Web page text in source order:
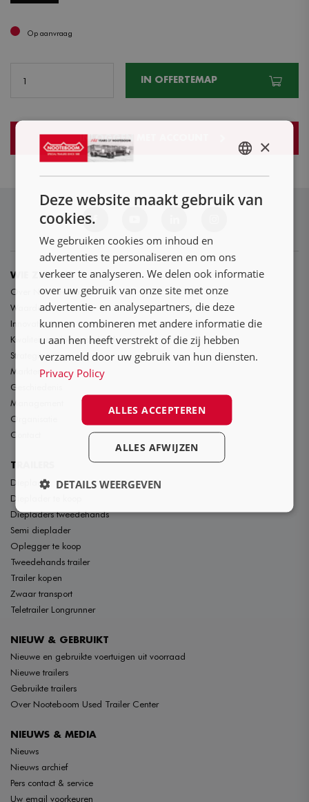
Op aanvraag
IN OFFERTEMAP
INLOGGEN MET ACCOUNT
WIE ZIJN WE
Over Nooteboom
Waardes
Innovatie
Kwaliteit en duurzaamheid
Strategie
Markten
Geschiedenis
Management
Organisatie
Contact
TRAILERS
Dieplader
Dieplader te koop
Diepladers tweedehands
Semi dieplader
Oplegger te koop
Tweedehands trailer
Trailer kopen
Zwaar transport
Teletrailer Longrunner
NIEUW & GEBRUIKT
Nieuwe en gebruikte voertuigen uit voorraad
Nieuwe trailers
Gebruikte trailers
Over Nooteboom Used Trailer Center
NIEUWS & MEDIA
Nieuws
Nieuws archief
Pers contact & service
Uw email voorkeuren
×
Deze website maakt gebruik van
cookies.
We gebruiken cookies om inhoud en
advertenties te personaliseren en om ons
verkeer te analyseren. We delen ook informatie
over uw gebruik van onze site met onze
advertentie- en analysepartners, die deze
kunnen combineren met andere informatie die
u aan hen heeft verstrekt of die zij hebben
verzameld door uw gebruik van hun diensten.
Privacy Policy
ALLES ACCEPTEREN
ALLES AFWIJZEN
DETAILS WEERGEVEN